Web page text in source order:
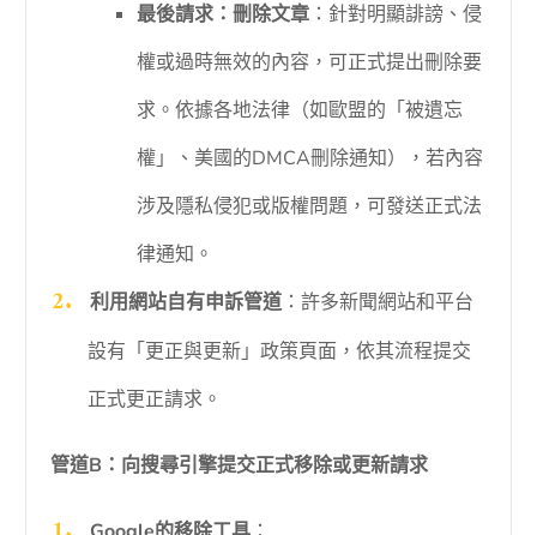
最後請求：刪除文章 ：針對明顯誹謗、侵
權或過時無效的內容，可正式提出刪除要
求。依據各地法律（如歐盟的「被遺忘
權」、美國的DMCA刪除通知），若內容
涉及隱私侵犯或版權問題，可發送正式法
律通知。
利用網站自有申訴管道：許多新聞網站和平台
設有「更正與更新」政策頁面，依其流程提交
正式更正請求。
管道B：向搜尋引擎提交正式移除或更新請求